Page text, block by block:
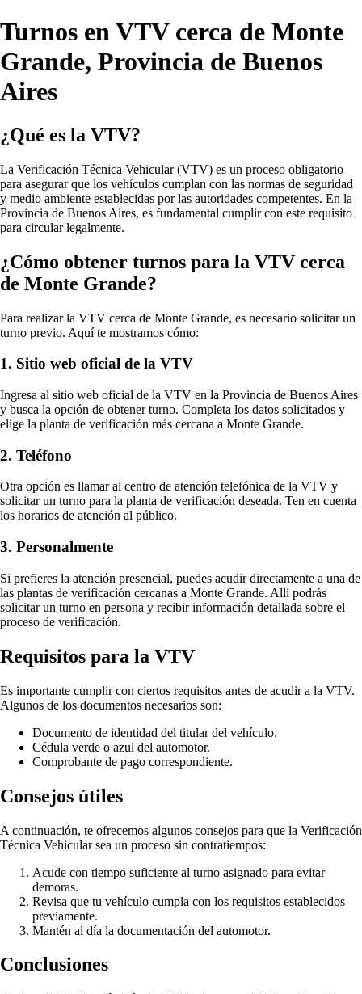
Turnos en VTV cerca de Monte
Grande, Provincia de Buenos
Aires
¿Qué es la VTV?
La Verificación Técnica Vehicular (VTV) es un proceso obligatorio
para asegurar que los vehículos cumplan con las normas de seguridad
y medio ambiente establecidas por las autoridades competentes. En la
Provincia de Buenos Aires, es fundamental cumplir con este requisito
para circular legalmente.
¿Cómo obtener turnos para la VTV cerca
de Monte Grande?
Para realizar la VTV cerca de Monte Grande, es necesario solicitar un
turno previo. Aquí te mostramos cómo:
1. Sitio web oficial de la VTV
Ingresa al sitio web oficial de la VTV en la Provincia de Buenos Aires
y busca la opción de obtener turno. Completa los datos solicitados y
elige la planta de verificación más cercana a Monte Grande.
2. Teléfono
Otra opción es llamar al centro de atención telefónica de la VTV y
solicitar un turno para la planta de verificación deseada. Ten en cuenta
los horarios de atención al público.
3. Personalmente
Si prefieres la atención presencial, puedes acudir directamente a una de
las plantas de verificación cercanas a Monte Grande. Allí podrás
solicitar un turno en persona y recibir información detallada sobre el
proceso de verificación.
Requisitos para la VTV
Es importante cumplir con ciertos requisitos antes de acudir a la VTV.
Algunos de los documentos necesarios son:
Documento de identidad del titular del vehículo.
Cédula verde o azul del automotor.
Comprobante de pago correspondiente.
Consejos útiles
A continuación, te ofrecemos algunos consejos para que la Verificación
Técnica Vehicular sea un proceso sin contratiempos:
Acude con tiempo suficiente al turno asignado para evitar
demoras.
Revisa que tu vehículo cumpla con los requisitos establecidos
previamente.
Mantén al día la documentación del automotor.
Conclusiones